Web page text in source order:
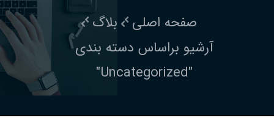
صفحه اصلی
بلاگ
آرشیو براساس دسته بندی
"Uncategorized"